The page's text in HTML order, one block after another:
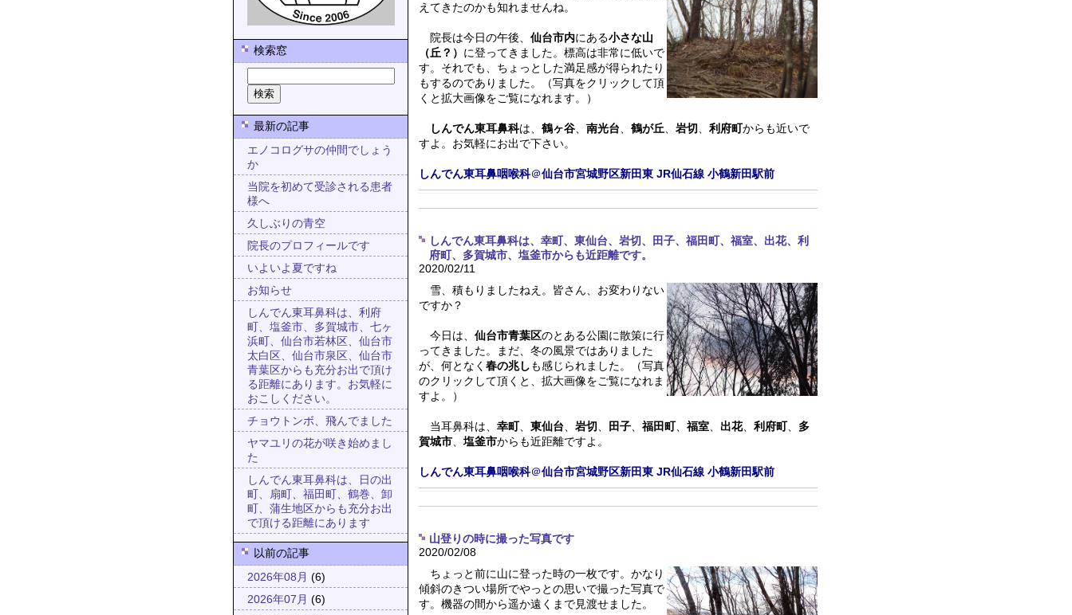
検索窓
最新の記事
エノコログサの仲間でしょう
か
当院を初めて受診される患者
様へ
久しぶりの青空
院長のプロフィールです
いよいよ夏ですね
お知らせ
しんでん東耳鼻科は、利府
町、塩釜市、多賀城市、七ヶ
浜町、仙台市若林区、仙台市
太白区、仙台市泉区、仙台市
青葉区からも充分お出で頂け
る距離にあります。お気軽に
おこしください。
チョウトンボ、飛んでました
ヤマユリの花が咲き始めまし
た
しんでん東耳鼻科は、日の出
町、扇町、福田町、鶴巻、卸
町、蒲生地区からも充分お出
で頂ける距離にあります
以前の記事
2026年08月 (6)
2026年07月 (6)
えてきたのかも知れませんね。
院長は今日の午後、 仙台市内にある小さな山
（丘？） に登ってきました。標高は非常に低いで
す。それでも、ちょっとした満足感が得られたり
もするのでありました。（写真をクリックして頂
くと拡大画像をご覧になれます。）
しんでん東耳鼻科は、 鶴ヶ谷 南光台 鶴が丘 岩切 利府町からも近いで
すよ。お気軽にお出で下さい。
しんでん東耳鼻咽喉科＠仙台市宮城野区新田東 JR仙石線 小鶴新田駅前
しんでん東耳鼻科は、幸町、東仙台、岩切、田子、福田町、福室、出花、利
府町、多賀城市、塩釜市からも近距離です。
2020/02/11
雪、積もりましたねえ。皆さん、お変わりない
ですか？
今日は、 仙台市青葉区のとある公園に散策に行
ってきました。まだ、冬の風景ではありました
が、何となく 春の兆しも感じられました。（写真
のクリックして頂くと、拡大画像をご覧になれま
すよ。）
当耳鼻科は、 幸町、 東仙台 岩切 田子 福田町、 福室 出花、 利府町、 多
賀城市
塩釜市からも近距離ですよ。
しんでん東耳鼻咽喉科＠仙台市宮城野区新田東 JR仙石線 小鶴新田駅前
山登りの時に撮った写真です
2020/02/08
ちょっと前に山に登った時の一枚です。かなり
傾斜のきつい場所でやっとの思いで撮った写真で
す。機器の間から遥か遠くまで見渡せました。